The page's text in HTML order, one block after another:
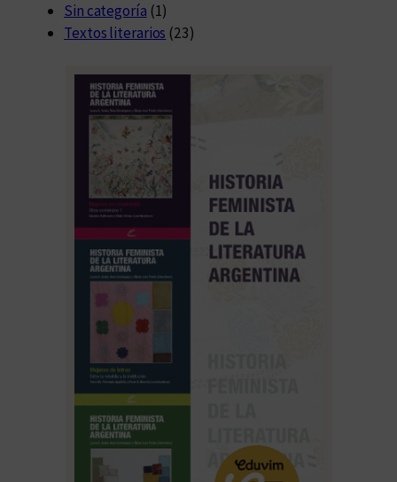
Sin categoría (1)
Textos literarios (23)